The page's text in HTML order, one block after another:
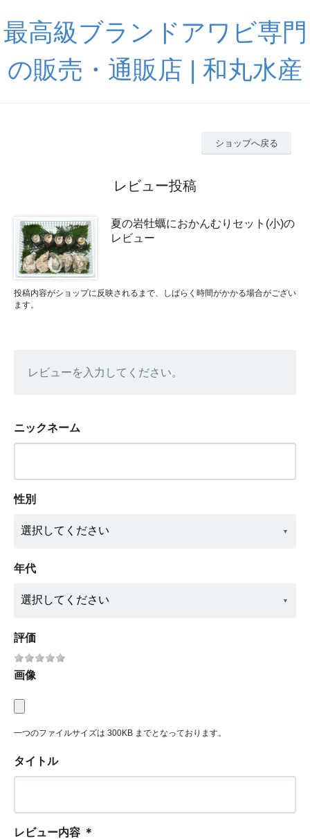
最高級ブランドアワビ専門
の販売・通販店 | 和丸水産
ショップへ戻る
レビュー投稿
夏の岩牡蠣におかんむりセット(小)の
レビュー
投稿内容がショップに反映されるまで、しばらく時間がかかる場合がござい
ます。
レビューを入力してください。
ニックネーム
性別
年代
評価
画像
一つのファイルサイズは 300KB までとなっております。
タイトル
レビュー内容 ＊